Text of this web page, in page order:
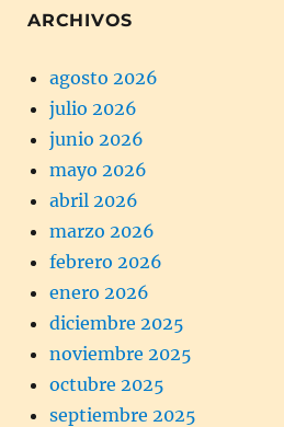
ARCHIVOS
agosto 2026
julio 2026
junio 2026
mayo 2026
abril 2026
marzo 2026
febrero 2026
enero 2026
diciembre 2025
noviembre 2025
octubre 2025
septiembre 2025